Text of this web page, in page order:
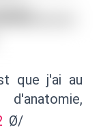
que j'ai au
Ø/